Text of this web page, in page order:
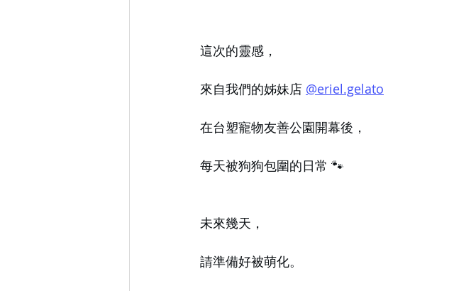
這次的靈感，
來自我們的姊妹店 @eriel.gelato
在台塑寵物友善公園開幕後，
每天被狗狗包圍的日常 🐾
未來幾天，
請準備好被萌化。